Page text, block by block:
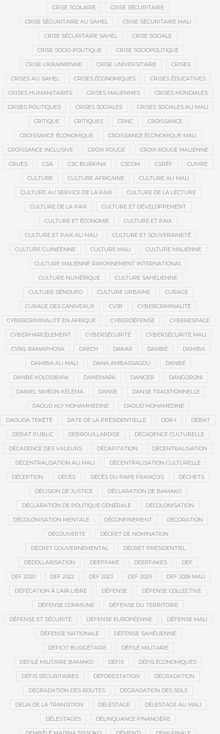
CRISE SCOLAIRE CRISE SÉCURITAIRE
CRISE SÉCURITAIRE AU SAHEL CRISE SÉCURITAIRE MALI
CRISE SÉCURITAIRE SAHEL CRISE SOCIALE
CRISE SOCIO-POLITIQUE CRISE SOCIOPOLITIQUE
CRISE UKRAINIENNE CRISE UNIVERSITAIRE CRISES
CRISES AU SAHEL CRISES ÉCONOMIQUES CRISES ÉDUCATIVES
CRISES HUMANITAIRES CRISES MALIENNES CRISES MONDIALES
CRISES POLITIQUES CRISES SOCIALES CRISES SOCIALES AU MALI
CRITIQUE CRITIQUES CRNC CROISSANCE
CROISSANCE ÉCONOMIQUE CROISSANCE ÉCONOMIQUE MALI
CROISSANCE INCLUSIVE CROIX ROUGE CROIX-ROUGE MALIENNE
CRUES CSA CSC BURKINA CSCOM CSRÉF CUIVRE
CULTURE CULTURE AFRICAINE CULTURE AU MALI
CULTURE AU SERVICE DE LA PAIX CULTURE DE LA LECTURE
CULTURE DE LA PAIX CULTURE ET DÉVELOPPEMENT
CULTURE ET ÉCONOMIE CULTURE ET PAIX
CULTURE ET PAIX AU MALI CULTURE ET SOUVERAINETÉ
CULTURE GUINÉENNE CULTURE MALI CULTURE MALIENNE
CULTURE MALIENNE RAYONNEMENT INTERNATIONAL
CULTURE NUMÉRIQUE CULTURE SAHÉLIENNE
CULTURE SÉNOUFO CULTURE URBAINE CURAGE
CURAGE DES CANIVEAUX CVJR CYBERCRIMINALITÉ
CYBERCRIMINALITÉ EN AFRIQUE CYBERDÉFENSE CYBERESPACE
CYBERHARCÈLEMENT CYBERSÉCURITÉ CYBERSÉCURITÉ MALI
CYRIL RAMAPHOSA DAECH DAKAR DAMBÉ DAMIBA
DAMIBA AU MALI DANA AMBASSAGOU DANBÉ
DANBÉ KOLOSIBAW DANEMARK DANGER DANGORONI
DANIEL SIMÉON KÉLÉMA DANSE DANSE TRADITIONNELLE
DAOUD ALY MOHAMMEDINE DAOUD MOHAMEDINE
DAOUDA TÉKÉTÉ DATE DE LA PRÉSIDENTIELLE DDR-I DÉBAT
DÉBAT PUBLIC DÉBROUILLARDISE DÉCADENCE CULTURELLE
DÉCADENCE DES VALEURS DÉCAPITATION DÉCENTRALISATION
DÉCENTRALISATION AU MALI DÉCENTRALISATION CULTURELLE
DÉCEPTION DÉCÈS DÉCÈS DU PAPE FRANÇOIS DÉCHETS
DÉCISION DE JUSTICE DÉCLARATION DE BAMAKO
DÉCLARATION DE POLITIQUE GÉNÉRALE DÉCOLONISATION
DÉCOLONISATION MENTALE DÉCONFINEMENT DÉCORATION
DÉCOUVERTE DÉCRET DE NOMINATION
DÉCRET GOUVERNEMENTAL DÉCRET PRÉSIDENTIEL
DÉDOLLARISATION DEEPFAKE DEEPFAKES DEF
DEF 2020 DEF 2022 DEF 2023 DEF 2025 DEF 2026 MALI
DÉFÉCATION À L’AIR LIBRE DÉFENSE DÉFENSE COLLECTIVE
DÉFENSE COMMUNE DÉFENSE DU TERRITOIRE
DÉFENSE ET SÉCURITÉ DÉFENSE EUROPÉENNE DÉFENSE MALI
DÉFENSE NATIONALE DÉFENSE SAHÉLIENNE
DÉFICIT BUDGÉTAIRE DÉFILÉ MILITAIRE
DÉFILÉ MILITAIRE BAMAKO DÉFIS DÉFIS ÉCONOMIQUES
DÉFIS SÉCURITAIRES DÉFORESTATION DÉGRADATION
DÉGRADATION DES ROUTES DÉGRADATION DES SOLS
DÉLAI DE LA TRANSITION DÉLESTAGE DÉLESTAGE AU MALI
DÉLESTAGES DÉLINQUANCE FINANCIÈRE